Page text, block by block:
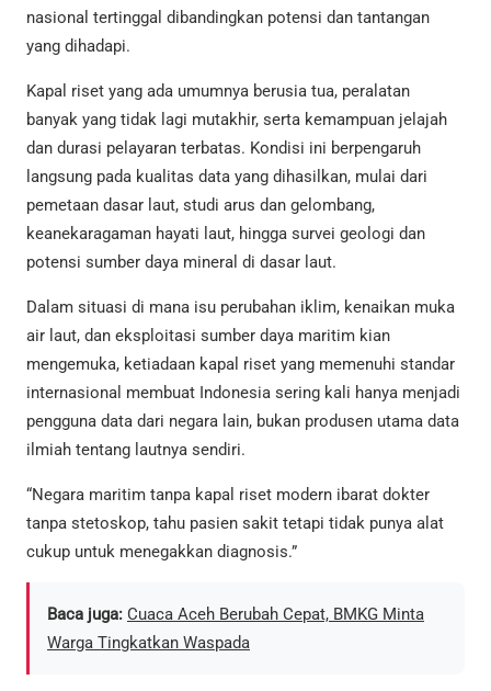
nasional tertinggal dibandingkan potensi dan tantangan
yang dihadapi.
Kapal riset yang ada umumnya berusia tua, peralatan
banyak yang tidak lagi mutakhir, serta kemampuan jelajah
dan durasi pelayaran terbatas. Kondisi ini berpengaruh
langsung pada kualitas data yang dihasilkan, mulai dari
pemetaan dasar laut, studi arus dan gelombang,
keanekaragaman hayati laut, hingga survei geologi dan
potensi sumber daya mineral di dasar laut.
Dalam situasi di mana isu perubahan iklim, kenaikan muka
air laut, dan eksploitasi sumber daya maritim kian
mengemuka, ketiadaan kapal riset yang memenuhi standar
internasional membuat Indonesia sering kali hanya menjadi
pengguna data dari negara lain, bukan produsen utama data
ilmiah tentang lautnya sendiri.
“Negara maritim tanpa kapal riset modern ibarat dokter
tanpa stetoskop, tahu pasien sakit tetapi tidak punya alat
cukup untuk menegakkan diagnosis.”
Baca juga: Cuaca Aceh Berubah Cepat, BMKG Minta
Warga Tingkatkan Waspada